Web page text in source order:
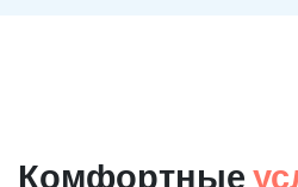
Комфортные